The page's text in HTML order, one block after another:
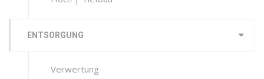
ENTSORGUNG
Verwertung